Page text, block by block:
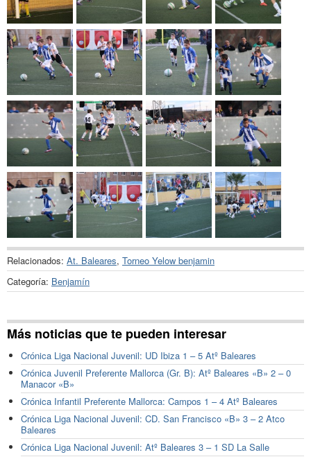
Relacionados: At. Baleares, Torneo Yelow benjamin
Categoría: Benjamín
Más noticias que te pueden interesar
Crónica Liga Nacional Juvenil: UD Ibiza 1 – 5 Atº Baleares
Crónica Juvenil Preferente Mallorca (Gr. B): Atº Baleares «B» 2 – 0
Manacor «B»
Crónica Infantil Preferente Mallorca: Campos 1 – 4 Atº Baleares
Crónica Liga Nacional Juvenil: CD. San Francisco «B» 3 – 2 Atco
Baleares
Crónica Liga Nacional Juvenil: Atº Baleares 3 – 1 SD La Salle